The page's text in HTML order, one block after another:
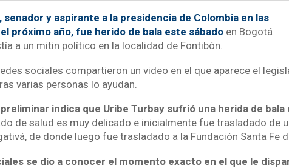
senador y aspirante a la presidencia de Colombia en las
próximo año, fue herido de bala este sábadoen Bogotá
a un mitin político en la localidad de Fontibón.
sociales compartieron un video en el que aparece el
varias personas lo ayudan.
indica que Uribe Turbay sufrió una herida de bala
de salud es muy delicado e inicialmente fue trasladado de
de donde luego fue trasladado a la Fundación Santa Fe
se dio a conocer el momento exacto en el que le